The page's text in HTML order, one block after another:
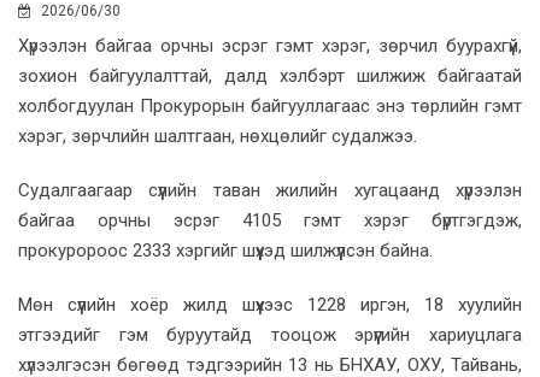
2026/06/30
Хүрээлэн байгаа орчны эсрэг гэмт хэрэг, зөрчил буурахгүй,
зохион байгуулалттай, далд хэлбэрт шилжиж байгаатай
холбогдуулан Прокурорын байгууллагаас энэ төрлийн гэмт
хэрэг, зөрчлийн шалтгаан, нөхцөлийг судалжээ.
Судалгаагаар сүүлийн таван жилийн хугацаанд хүрээлэн
байгаа орчны эсрэг 4105 гэмт хэрэг бүртгэгдэж,
прокуророос 2333 хэргийг шүүхэд шилжүүлсэн байна.
Мөн сүүлийн хоёр жилд шүүхээс 1228 иргэн, 18 хуулийн
этгээдийг гэм буруутайд тооцож эрүүгийн хариуцлага
хүлээлгэсэн бөгөөд тэдгээрийн 13 нь БНХАУ, ОХУ, Тайвань,